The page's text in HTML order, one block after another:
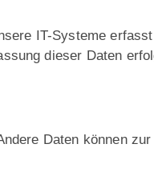
IT-Systeme
dieser Daten
Daten können